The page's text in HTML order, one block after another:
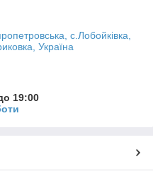
с.Лобойківка,
Україна
19:00